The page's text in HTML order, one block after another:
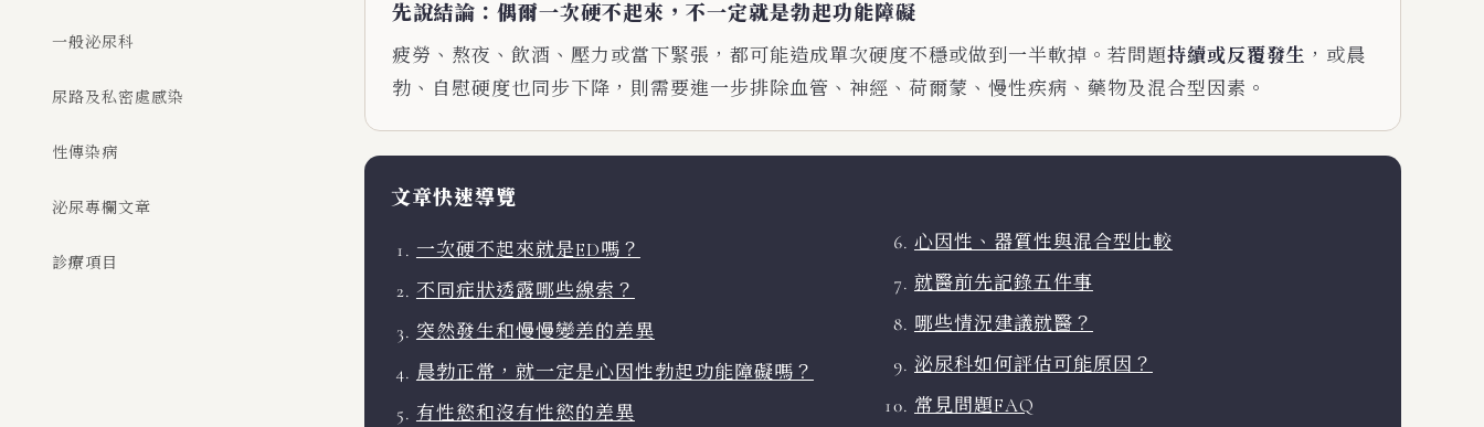
一般泌尿科
尿路及私密處感染
性傳染病
泌尿專欄文章
診療項目
先說結論：偶爾一次硬不起來，不一定就是勃起功能障礙
疲勞、熬夜、飲酒、壓力或當下緊張，都可能造成單次硬度不穩或做到一半軟掉。若問題持續或反覆發生 ，或晨
勃、自慰硬度也同步下降，則需要進一步排除血管、神經、荷爾蒙、慢性疾病、藥物及混合型因素。
文章快速導覽
一次硬不起來就是ED嗎？
不同症狀透露哪些線索？
突然發生和慢慢變差的差異
晨勃正常，就一定是心因性勃起功能障礙嗎？
有性慾和沒有性慾的差異
心因性、器質性與混合型比較
就醫前先記錄五件事
哪些情況建議就醫？
泌尿科如何評估可能原因？
常見問題FAQ